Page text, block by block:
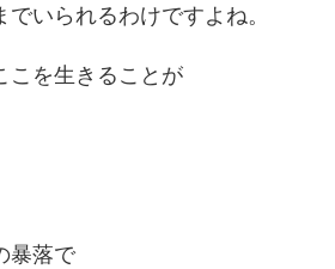
いられるわけですよね。
こを生きることが
暴落で